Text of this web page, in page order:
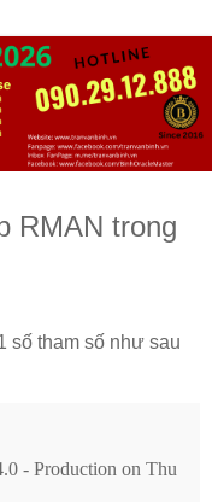
RMAN trong
số tham số như sau
- Production on Thu